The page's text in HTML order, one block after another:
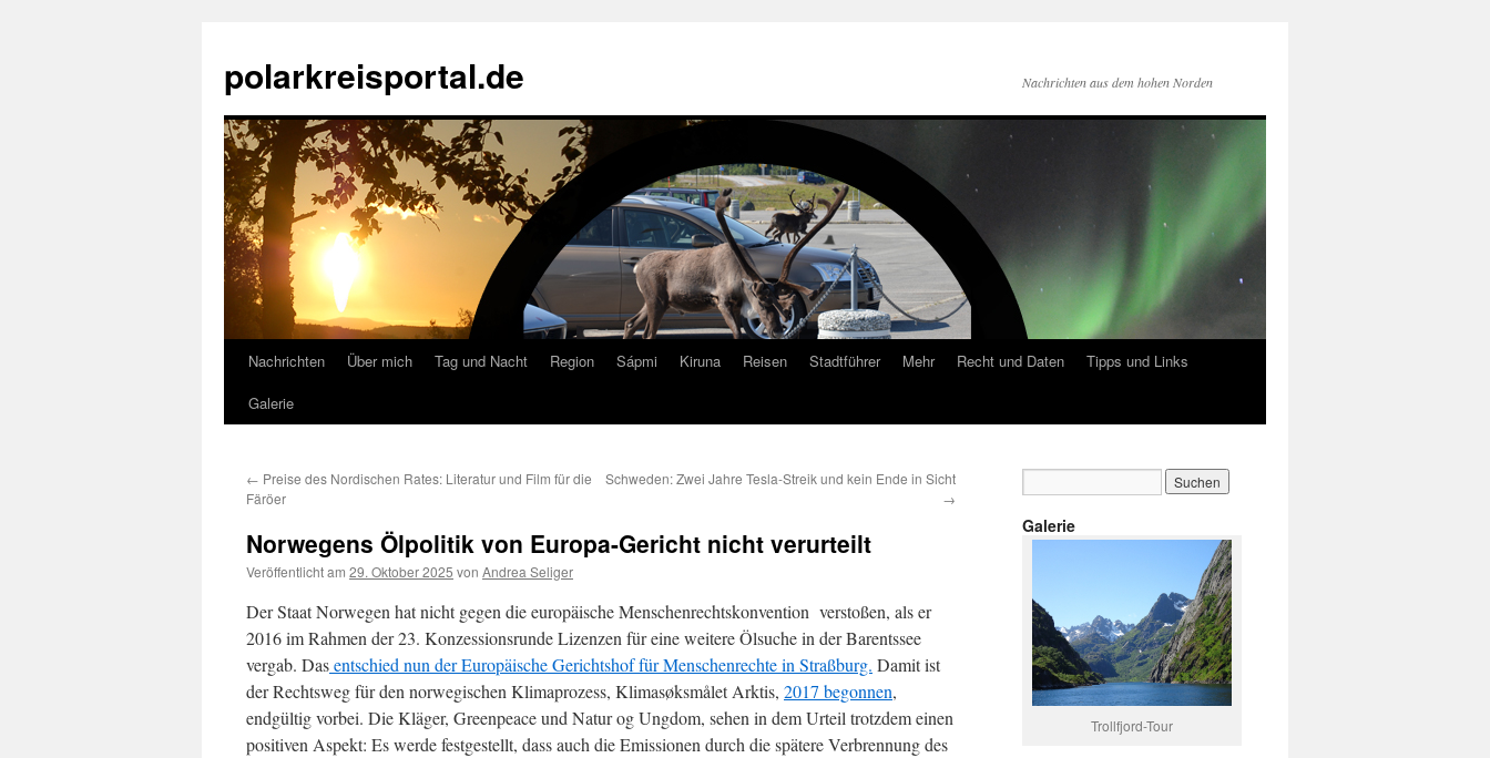
springen
polarkreisportal.de Nachrichten aus dem hohen Norden
Nachrichten Über mich Tag und Nacht Region Sápmi Kiruna Reisen Stadtführer Mehr Recht und Daten
Tipps und Links
Galerie
← Preise des Nordischen Rates: Literatur und Film für die
Färöer
Schweden: Zwei Jahre Tesla-Streik und kein Ende in Sicht
→
Norwegens Ölpolitik von Europa-Gericht nicht verurteilt
Veröffentlicht am 29. Oktober 2025 von Andrea Seliger
Der Staat Norwegen hat nicht gegen die europäische Menschenrechtskonvention verstoßen, als er
2016 im Rahmen der 23. Konzessionsrunde Lizenzen für eine weitere Ölsuche in der Barentssee
vergab. Dasentschied nun der Europäische Gerichtshof für Menschenrechte in Straßburg. Damit ist
der Rechtsweg für den norwegischen Klimaprozess, Klimasøksmålet Arktis, 2017 begonnen,
endgültig vorbei. Die Kläger, Greenpeace und Natur og Ungdom, sehen in dem Urteil trotzdem einen
positiven Aspekt: Es werde festgestellt, dass auch die Emissionen durch die spätere Verbrennung des
Galerie
Trollfjord-Tour